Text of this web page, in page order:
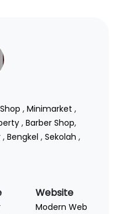
, Minimarket ,
, Barber Shop,
, Bengkel , Sekolah ,
Website
Modern Web